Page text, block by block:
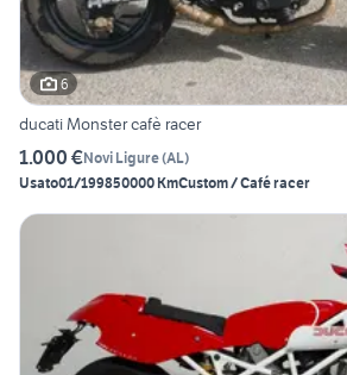
6
ducati Monster cafè racer
1.000 €Novi Ligure(AL)
Usato01/199850000 KmCustom / Café racer